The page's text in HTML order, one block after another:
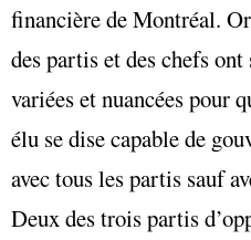
financière de Montréal.
des partis et des chefs
variées et nuancées pour
élu se dise capable de
avec tous les partis sauf
Deux des trois partis